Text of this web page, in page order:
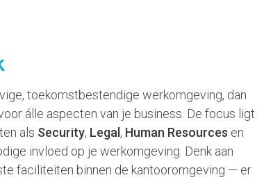
toekomstbestendige werkomgeving, dan
álle aspecten van je business. De focus ligt
als Security, Legal , Human Resources en
invloed op je werkomgeving. Denk aan
faciliteiten binnen de kantooromgeving — er